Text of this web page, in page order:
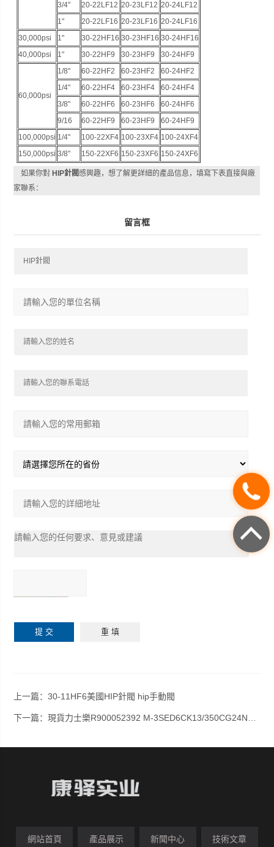
3/4"
20-22LF12 20-23LF12 20-24LF12
1"
20-22LF16 20-23LF16 20-24LF16
30,000psi
1" 30-22HF16 30-23HF16 30-24HF16
40,000psi
1" 30-22HF9 30-23HF9 30-24HF9
60,000psi
1/8" 60-22HF2 60-23HF2
60-24HF2
1/4"
60-22HF4 60-23HF4
60-24HF4
3/8"
60-22HF6 60-23HF6
60-24HF6
9/16
60-22HF9 60-23HF9
60-24HF9
100,000psi 1/4" 100-22XF4 100-23XF4 100-24XF4
150,000psi 3/8" 150-22XF6 150-23XF6 150-24XF6
如果你對 HIP針閥感興趣，想了解更詳細的產品信息，填寫下表直接與廠
家聯系：
留言框
上一篇：30-11HF6美國HIP針閥 hip手動閥
下一篇：現貨力士樂R900052392 M-3SED6CK13/350CG24N9K4
網站首頁 產品展示 新聞中心 技術文章